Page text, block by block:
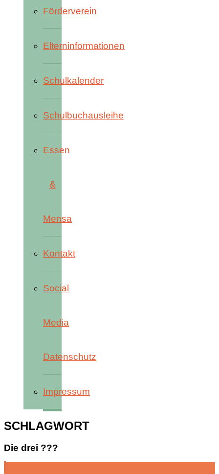
Förderverein
Elterninformationen
Schulkalender
Schulbuchausleihe
Essen
&
Mensa
Kontakt
Social
Media
Datenschutz
Impressum
SCHLAGWORT
Die drei ???